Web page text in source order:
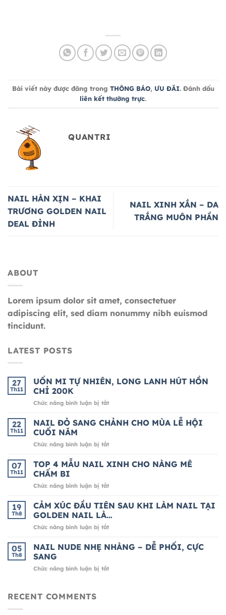
Bài viết này được đăng trong THÔNG BÁO, ƯU ĐÃI. Đánh dấu
liên kết thường trực.
QUANTRI
NAIL HÀN XỊN – KHAI
TRƯƠNG GOLDEN NAIL
DEAL ĐỈNH
NAIL XINH XẮN – DA
TRẮNG MUÔN PHẦN
ABOUT
Lorem ipsum dolor sit amet, consectetuer
adipiscing elit, sed diam nonummy nibh euismod
tincidunt.
LATEST POSTS
27
Th11
UỐN MI TỰ NHIÊN, LONG LANH HÚT HỒN
CHỈ 200K
Chức năng bình luận bị tắtở
MI
LONG
HÚT
22
Th11
NAIL ĐỎ SANG CHẢNH CHO MÙA LỄ HỘI
CUỐI NĂM
Chức năng bình luận bị tắtở
ĐỎ
CHO
LỄ
07
Th11
TOP 4 MẪU NAIL XINH CHO NÀNG MÊ
CHẤM BI
Chức năng bình luận bị tắtở
4
MẪU
NAIL
XINH
NÀNG
19
Th8
CẢM XÚC ĐẦU TIÊN SAU KHI LÀM NAIL TẠI
GOLDEN NAIL LÀ…
Chức năng bình luận bị tắtở
XÚC
SAU
05
Th8
NAIL NUDE NHẸ NHÀNG – DỄ PHỐI, CỰC
SANG
Chức năng bình luận bị tắtở
RECENT COMMENTS